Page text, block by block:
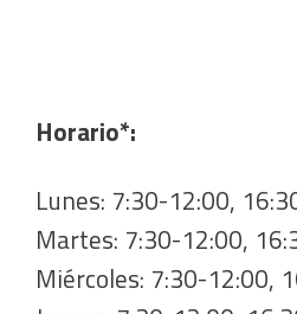
Horario*:
Lunes: 7:30-12:00,
Martes: 7:30-12:00,
Miércoles: 7:30-12:00,